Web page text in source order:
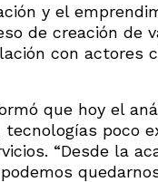
y el
de creación de
con actores
que hoy el
poco
“Desde la